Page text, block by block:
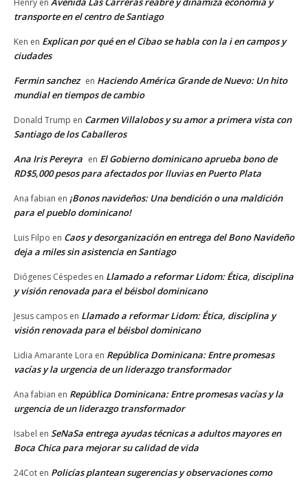
Henry en
transporte en el centro de Santiago
Ken en Explican por qué en el Cibao se habla con la i en campos y
ciudades
Fermin sanchez en Haciendo América Grande de Nuevo: Un hito
mundial en tiempos de cambio
Donald Trump en Carmen Villalobos y su amor a primera vista con
Santiago de los Caballeros
Ana Iris Pereyra en El Gobierno dominicano aprueba bono de
RD$5,000 pesos para afectados por lluvias en Puerto Plata
Ana fabian en ¡Bonos navideños: Una bendición o una maldición
para el pueblo dominicano!
Luis Filpo en Caos y desorganización en entrega del Bono Navideño
deja a miles sin asistencia en Santiago
Diógenes Céspedes en Llamado a reformar Lidom: Ética, disciplina
y visión renovada para el béisbol dominicano
Jesus campos en Llamado a reformar Lidom: Ética, disciplina y
visión renovada para el béisbol dominicano
Lidia Amarante Lora en República Dominicana: Entre promesas
vacías y la urgencia de un liderazgo transformador
Ana fabian en República Dominicana: Entre promesas vacías y la
urgencia de un liderazgo transformador
Isabel en SeNaSa entrega ayudas técnicas a adultos mayores en
Boca Chica para mejorar su calidad de vida
24Cot en Policías plantean sugerencias y observaciones como